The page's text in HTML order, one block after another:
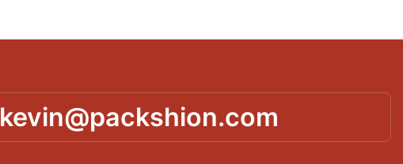
kevin@packshion.com